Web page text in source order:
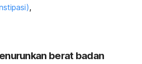
,
berat badan